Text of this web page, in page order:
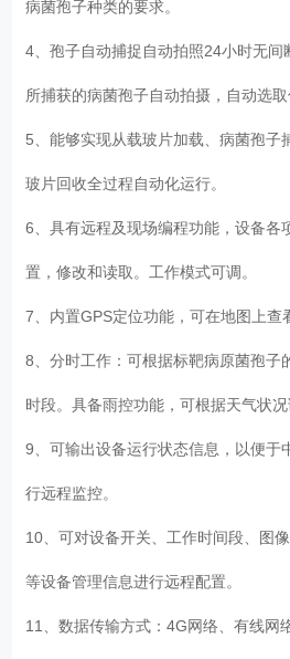
病菌孢子种类的要求。
4、孢子自动捕捉自动拍照24小时无间
所捕获的病菌孢子自动拍摄，自动选
5、能够实现从载玻片加载、病菌孢子
玻片回收全过程自动化运行。
6、具有远程及现场编程功能，设备各
置，修改和读取。工作模式可调。
7、内置GPS定位功能，可在地图上查
8、分时工作：可根据标靶病原菌孢子
时段。具备雨控功能，可根据天气状
9、可输出设备运行状态信息，以便于
行远程监控。
10、可对设备开关、工作时间段、图
等设备管理信息进行远程配置。
11、数据传输方式：4G网络、有线网